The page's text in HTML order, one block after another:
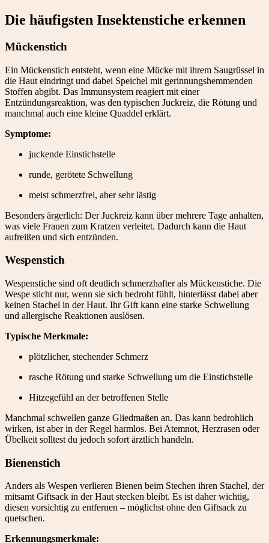
Die häufigsten Insektenstiche erkennen
Mückenstich
Ein Mückenstich entsteht, wenn eine Mücke mit ihrem Saugrüssel in
die Haut eindringt und dabei Speichel mit gerinnungshemmenden
Stoffen abgibt. Das Immunsystem reagiert mit einer
Entzündungsreaktion, was den typischen Juckreiz, die Rötung und
manchmal auch eine kleine Quaddel erklärt.
Symptome:
juckende Einstichstelle
runde, gerötete Schwellung
meist schmerzfrei, aber sehr lästig
Besonders ärgerlich: Der Juckreiz kann über mehrere Tage anhalten,
was viele Frauen zum Kratzen verleitet. Dadurch kann die Haut
aufreißen und sich entzünden.
Wespenstich
Wespenstiche sind oft deutlich schmerzhafter als Mückenstiche. Die
Wespe sticht nur, wenn sie sich bedroht fühlt, hinterlässt dabei aber
keinen Stachel in der Haut. Ihr Gift kann eine starke Schwellung
und allergische Reaktionen auslösen.
Typische Merkmale:
plötzlicher, stechender Schmerz
rasche Rötung und starke Schwellung um die Einstichstelle
Hitzegefühl an der betroffenen Stelle
Manchmal schwellen ganze Gliedmaßen an. Das kann bedrohlich
wirken, ist aber in der Regel harmlos. Bei Atemnot, Herzrasen oder
Übelkeit solltest du jedoch sofort ärztlich handeln.
Bienenstich
Anders als Wespen verlieren Bienen beim Stechen ihren Stachel, der
mitsamt Giftsack in der Haut stecken bleibt. Es ist daher wichtig,
diesen vorsichtig zu entfernen – möglichst ohne den Giftsack zu
quetschen.
Erkennungsmerkmale: